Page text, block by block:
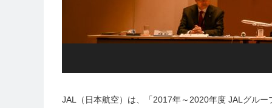
JAL（日本航空）は、「2017年～2020年度 JALグル